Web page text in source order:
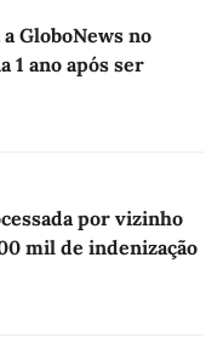
GloboNews no
1 ano após ser
por vizinho
mil de indenização